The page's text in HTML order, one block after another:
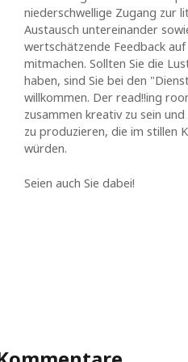
niederschwellige Zugang zur
Austausch untereinander
wertschätzende Feedback
mitmachen. Sollten Sie die
haben, sind Sie bei den
willkommen. Der read!!ing
zusammen kreativ zu sein
zu produzieren, die im stillen
würden.
Seien auch Sie dabei!